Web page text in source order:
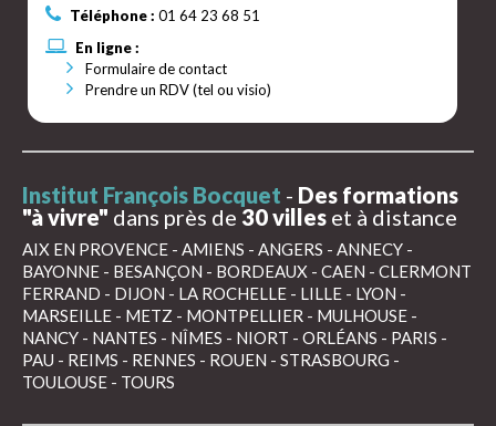
Téléphone : 01 64 23 68 51
En ligne :
Formulaire de contact
Prendre un RDV (tel ou visio)
Institut François Bocquet - Des formations
"à vivre" dans près de 30 villes et à distance
AIX EN PROVENCE - AMIENS - ANGERS - ANNECY -
BAYONNE - BESANÇON - BORDEAUX - CAEN - CLERMONT
FERRAND - DIJON - LA ROCHELLE - LILLE - LYON -
MARSEILLE - METZ - MONTPELLIER - MULHOUSE -
NANCY - NANTES - NÎMES - NIORT - ORLÉANS - PARIS -
PAU - REIMS - RENNES - ROUEN - STRASBOURG -
TOULOUSE - TOURS